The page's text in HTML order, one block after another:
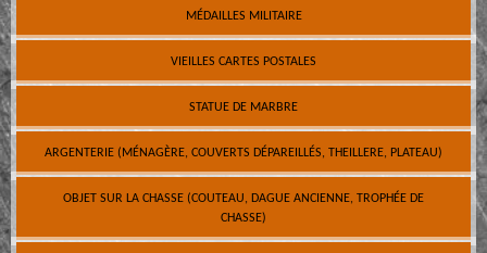
MÉDAILLES MILITAIRE
VIEILLES CARTES POSTALES
STATUE DE MARBRE
ARGENTERIE (MÉNAGÈRE, COUVERTS DÉPAREILLÉS, THEILLERE, PLATEAU)
OBJET SUR LA CHASSE (COUTEAU, DAGUE ANCIENNE, TROPHÉE DE
CHASSE)